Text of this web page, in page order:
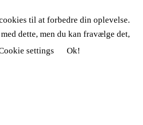
til at forbedre din oplevelse.
dette, men du kan fravælge det,
settings Ok!